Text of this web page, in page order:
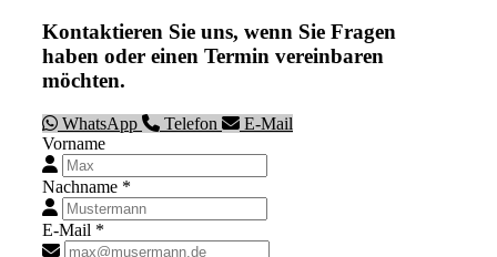
Kontaktieren Sie uns, wenn Sie Fragen
haben oder einen Termin vereinbaren
möchten.
WhatsApp Telefon
E-Mail
Vorname
Nachname *
E-Mail *